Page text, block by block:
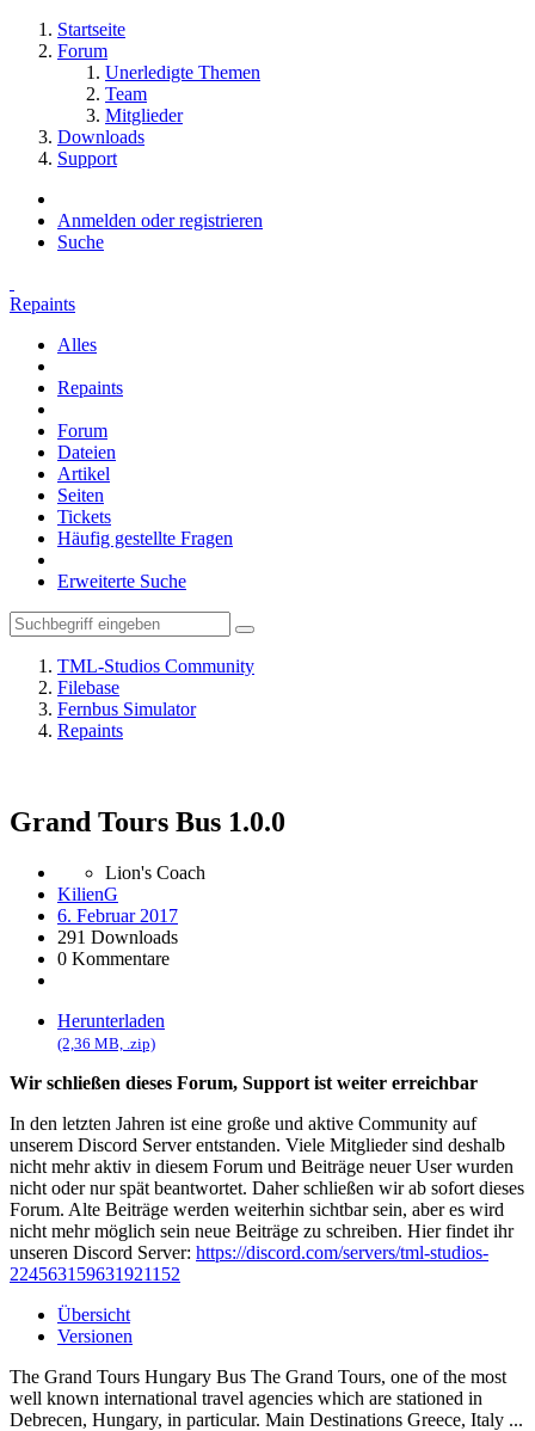
Startseite
Forum
Unerledigte Themen
Team
Mitglieder
Downloads
Support
Anmelden oder registrieren
Suche
Repaints
Alles
Repaints
Forum
Dateien
Artikel
Seiten
Tickets
Häufig gestellte Fragen
Erweiterte Suche
TML-Studios Community
Filebase
Fernbus Simulator
Repaints
Grand Tours Bus 1.0.0
Lion's Coach
KilienG
6. Februar 2017
291 Downloads
0 Kommentare
Herunterladen
(2,36 MB, .zip)
Wir schließen dieses Forum, Support ist weiter erreichbar
In den letzten Jahren ist eine große und aktive Community auf
unserem Discord Server entstanden. Viele Mitglieder sind deshalb
nicht mehr aktiv in diesem Forum und Beiträge neuer User wurden
nicht oder nur spät beantwortet. Daher schließen wir ab sofort dieses
Forum. Alte Beiträge werden weiterhin sichtbar sein, aber es wird
nicht mehr möglich sein neue Beiträge zu schreiben. Hier findet ihr
unseren Discord Server: https://discord.com/servers/tml-studios-
224563159631921152
Übersicht
Versionen
​The Grand Tours Hungary Bus The Grand Tours, one of the most
well known international travel agencies which are stationed in
Debrecen, Hungary, in particular. Main Destinations Greece, Italy ...